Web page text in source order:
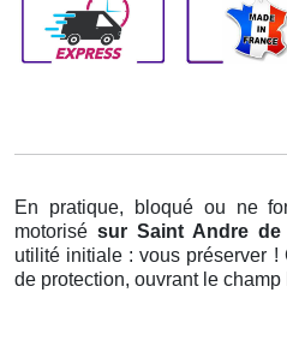
En pratique, bloqué ou ne
motorisé sur Saint Andre
utilité initiale : vous préserver
de protection, ouvrant le champ